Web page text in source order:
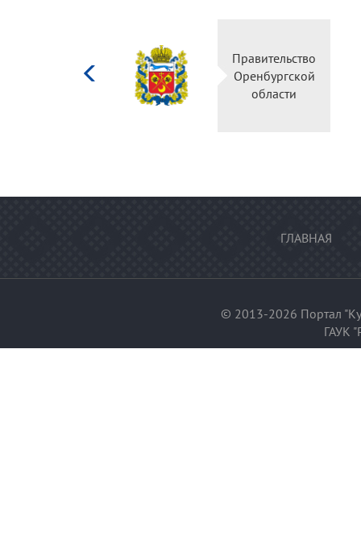
Министерство
культуры
Российской
федерации
ГЛАВНАЯ
© 2013-2026 Портал
ГАУК